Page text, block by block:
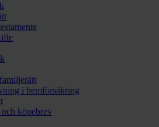
i hemförsäkring
köpebrev